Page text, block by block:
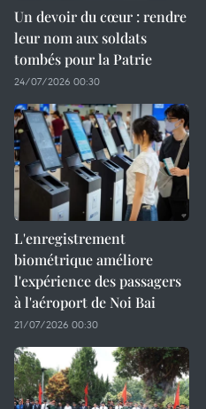
Un devoir du cœur : rendre
leur nom aux soldats
tombés pour la Patrie
24/07/2026 00:30
L'enregistrement
biométrique améliore
l'expérience des passagers
à l'aéroport de Noi Bai
21/07/2026 00:30